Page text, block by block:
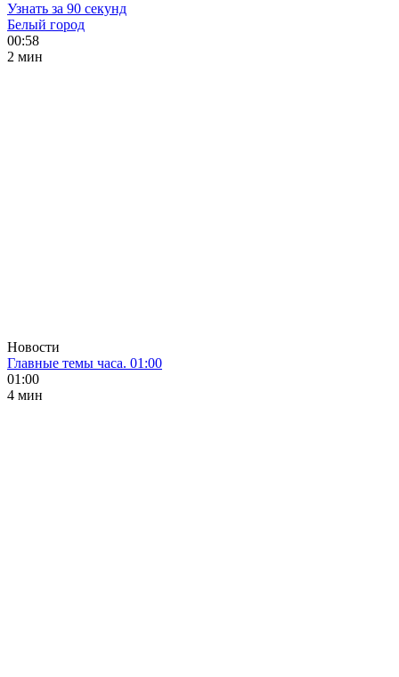
Узнать за 90 секунд
Белый город
00:58
2 мин
Новости
Главные темы часа. 01:00
01:00
4 мин